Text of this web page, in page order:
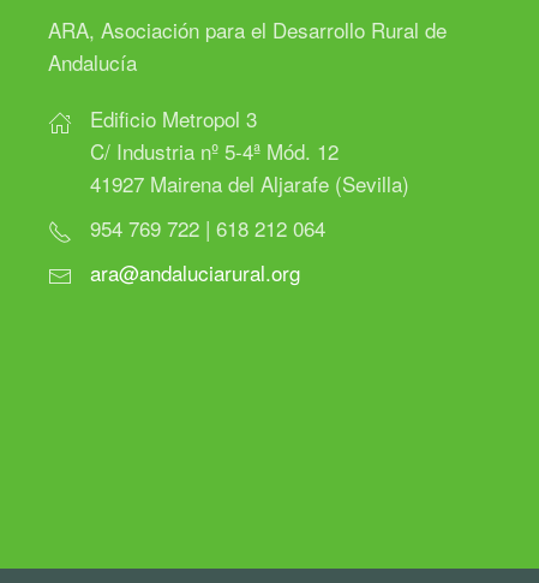
ARA, Asociación para el Desarrollo Rural de
Andalucía
Edificio Metropol 3
C/ Industria nº 5-4ª Mód. 12
41927 Mairena del Aljarafe (Sevilla)
954 769 722 | 618 212 064
ara@andaluciarural.org